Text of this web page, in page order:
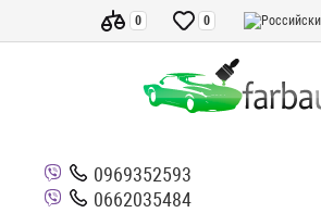
0
0
0969352593
0662035484